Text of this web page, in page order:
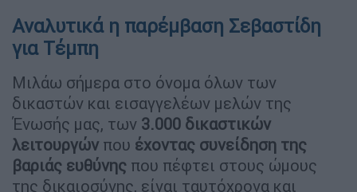
Αναλυτικά η παρέμβαση Σεβαστίδη
για Τέμπη
Μιλάω σήμερα στο όνομα όλων των
δικαστών και εισαγγελέων μελών της
Ένωσής μας, των 3.000 δικαστικών
λειτουργών που έχοντας συνείδηση της
βαριάς ευθύνης που πέφτει στους ώμους
της δικαιοσύνης, είναι ταυτόχρονα και